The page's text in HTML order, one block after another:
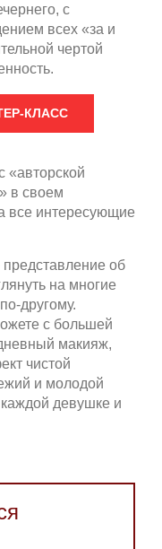
с
всех «за и
чертой
КЛАСС
«авторской
в своем
все интересующие
об
на многие
другому.
с большей
макияж,
чистой
и молодой
девушке и